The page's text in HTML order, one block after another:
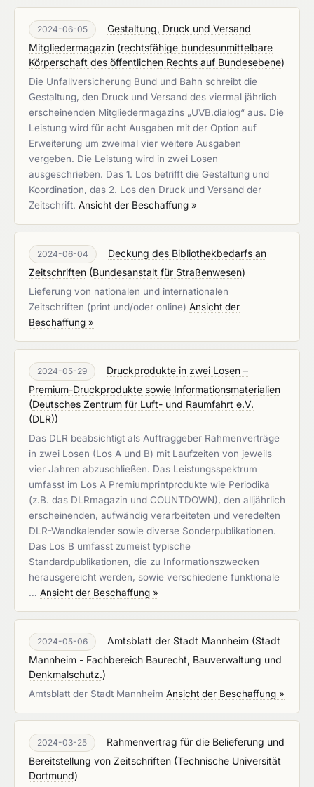
2024-06-05
Gestaltung, Druck und Versand
Mitgliedermagazin (rechtsfähige bundesunmittelbare
Körperschaft des öffentlichen Rechts auf Bundesebene)
Die Unfallversicherung Bund und Bahn schreibt die
Gestaltung, den Druck und Versand des viermal jährlich
erscheinenden Mitgliedermagazins „UVB.dialog“ aus. Die
Leistung wird für acht Ausgaben mit der Option auf
Erweiterung um zweimal vier weitere Ausgaben
vergeben. Die Leistung wird in zwei Losen
ausgeschrieben. Das 1. Los betrifft die Gestaltung und
Koordination, das 2. Los den Druck und Versand der
Zeitschrift. Ansicht der Beschaffung »
2024-06-04
Deckung des Bibliothekbedarfs an
Zeitschriften (Bundesanstalt für Straßenwesen)
Lieferung von nationalen und internationalen
Zeitschriften (print und/oder online) Ansicht der
Beschaffung »
2024-05-29
Druckprodukte in zwei Losen –
Premium-Druckprodukte sowie Informationsmaterialien
(Deutsches Zentrum für Luft- und Raumfahrt e.V.
(DLR))
Das DLR beabsichtigt als Auftraggeber Rahmenverträge
in zwei Losen (Los A und B) mit Laufzeiten von jeweils
vier Jahren abzuschließen. Das Leistungsspektrum
umfasst im Los A Premiumprintprodukte wie Periodika
(z.B. das DLRmagazin und COUNTDOWN), den alljährlich
erscheinenden, aufwändig verarbeiteten und veredelten
DLR-Wandkalender sowie diverse Sonderpublikationen.
Das Los B umfasst zumeist typische
Standardpublikationen, die zu Informationszwecken
herausgereicht werden, sowie verschiedene funktionale
… Ansicht der Beschaffung »
2024-05-06 Amtsblatt der Stadt Mannheim (Stadt
Mannheim - Fachbereich Baurecht, Bauverwaltung und
Denkmalschutz.)
Amtsblatt der Stadt Mannheim Ansicht der Beschaffung »
2024-03-25
Rahmenvertrag für die Belieferung und
Bereitstellung von Zeitschriften (Technische Universität
Dortmund)